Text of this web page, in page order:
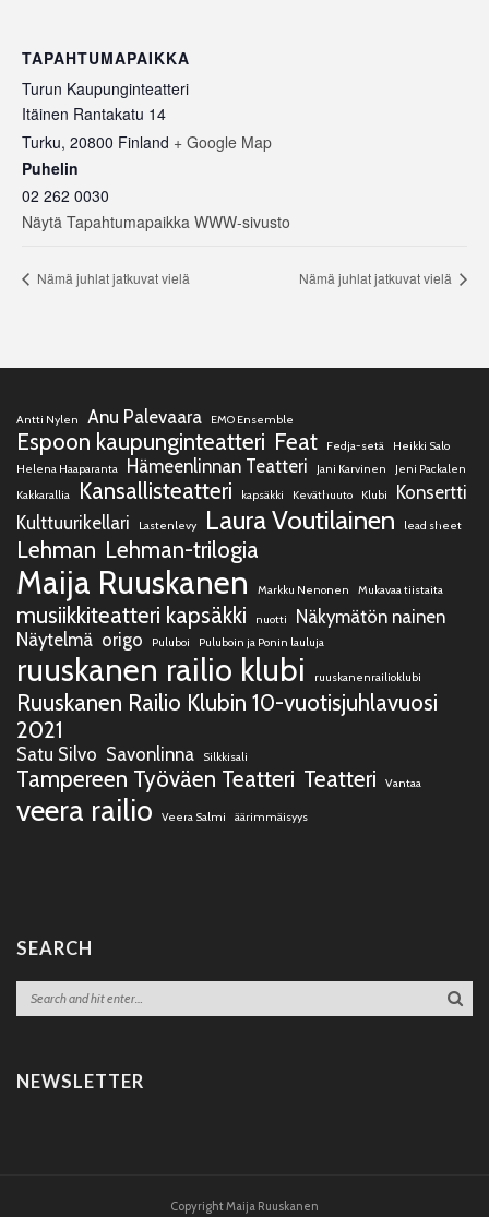
TAPAHTUMAPAIKKA
Turun Kaupunginteatteri
Itäinen Rantakatu 14
Turku, 20800 Finland + Google Map
Puhelin
02 262 0030
Näytä Tapahtumapaikka WWW-sivusto
Nämä juhlat jatkuvat vielä Nämä juhlat jatkuvat vielä
Antti Nylen Anu Palevaara EMO Ensemble
Espoon kaupunginteatteri Feat Fedja-setä
Heikki Salo
Helena Haaparanta
Hämeenlinnan Teatteri Jani Karvinen
Jeni Packalen
Kakkarallia
Kansallisteatteri kapsäkki Keväthuuto Klubi
Konsertti
Kulttuurikellari
Lastenlevy Laura Voutilainen lead sheet
Lehman Lehman-trilogia
Maija Ruuskanen Markku Nenonen Mukavaa tiistaita
musiikkiteatteri kapsäkki nuotti
Näkymätön nainen
Näytelmä origo Puluboi Puluboin ja Ponin lauluja
ruuskanen railio klubi ruuskanenrailioklubi
Ruuskanen Railio Klubin 10-vuotisjuhlavuosi
2021
Satu Silvo Savonlinna Silkkisali
Tampereen Työväen Teatteri Teatteri Vantaa
veera railio Veera Salmi äärimmäisyys
SEARCH
NEWSLETTER
Copyright Maija Ruuskanen